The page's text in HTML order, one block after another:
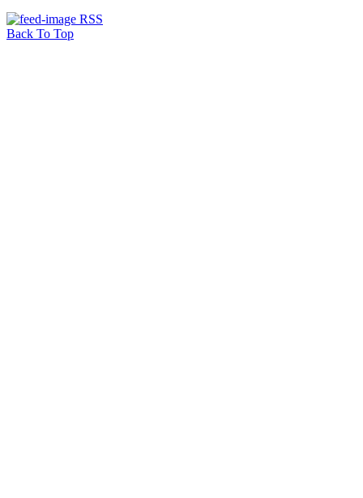
RSS
Back To Top